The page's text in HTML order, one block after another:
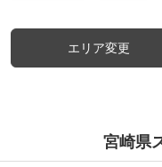
エリア変更
宮崎県